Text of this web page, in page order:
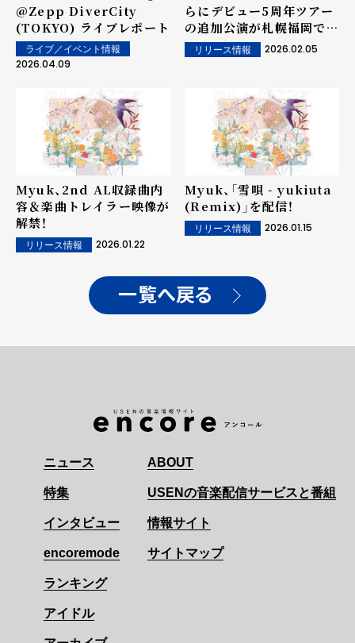
@Zepp DiverCity
(TOKYO) ライブレポート
ライブ／イベント情報
2026.04.09
らにデビュー5周年ツアー
の追加公演が札幌福岡で決
定！リリース情報 2026.02.05
Myuk、2nd AL収録曲内
容＆楽曲トレイラー映像が
解禁！
リリース情報 2026.01.22
Myuk、「雪唄 - yukiuta
(Remix)」を配信！
リリース情報 2026.01.15
一覧へ戻る
ニュース
特集
インタビュー
encoremode
ランキング
アイドル
ABOUT
USENの音楽配信サービスと番組
情報サイト
サイトマップ